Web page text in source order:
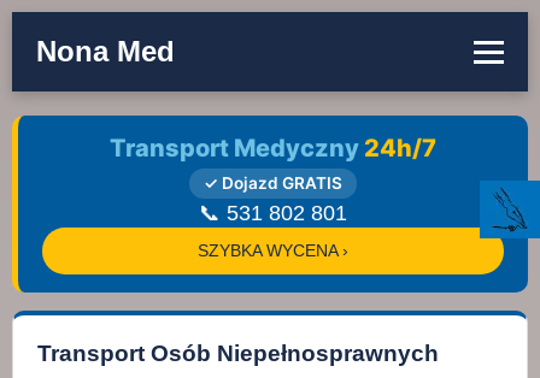
Nona Med
Transport Medyczny 24h/7
✓ Dojazd GRATIS
📞 531 802 801
SZYBKA WYCENA ›
Transport Osób Niepełnosprawnych